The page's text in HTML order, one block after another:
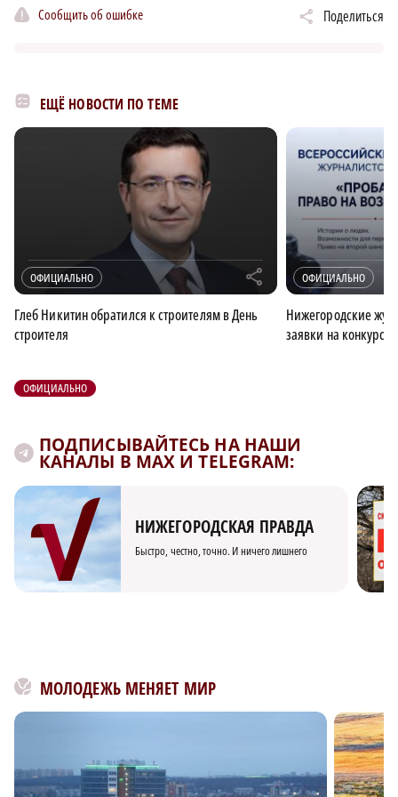
Сообщить об ошибке Поделиться
ЕЩЁ НОВОСТИ ПО ТЕМЕ
ОФИЦИАЛЬНО r
Глеб Никитин обратился к строителям в День
строителя
ОФИЦИАЛЬНО
Нижегородские
заявки на конкурс
ОФИЦИАЛЬНО
ПОДПИСЫВАЙТЕСЬ НА НАШИ
КАНАЛЫ В MAX И TELEGRAM:
НИЖЕГОРОДСКАЯ ПРАВДА
Быстро, честно, точно. И ничего лишнего
МОЛОДЕЖЬ МЕНЯЕТ МИР